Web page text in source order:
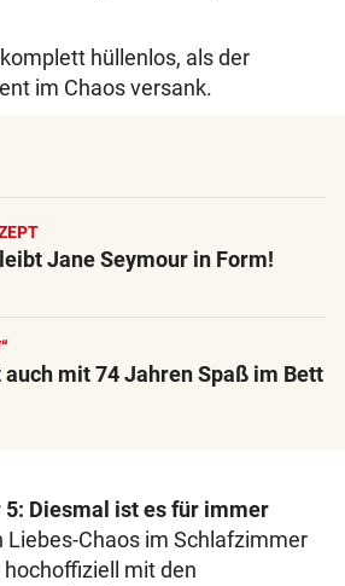
hüllenlos, als der
im Chaos versank.
Jane Seymour in Form!
mit 74 Jahren Spaß im Bett
Diesmal ist es für immer
Liebes-Chaos im Schlafzimmer
hochoffiziell mit den